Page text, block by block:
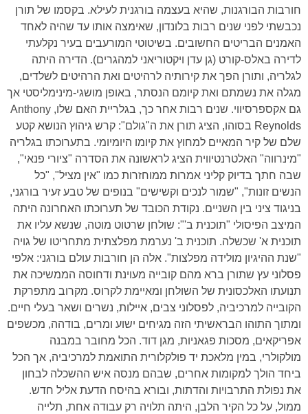
חורבות הבורגנות, שהיא בעצמה בורגנית לעילא. בקסמו של תורן
נכבשתי לפני שנים רבות בלונדון, שאימצה אותו עד שהיה לאחד
האמנים הבריטים החשובים. בשיטוטי המורעבים בעיר נקלעתי
לדירה באלס-קורט (גן עדן ויקטוריאני למהגרים). הדירה היתה
לגלריה, ותורן הפך את קירותיה לרהיטים ואת הרהיטים לשלדים,
מגלה את נשמתם ואת קיומם הנסתר, באופן מושגי-מינימליסטי אך
גם אקספרסיווי. שנים רבות אחר כך, בגלריית האם שלו, Anthony
Reynolds בסוהו, הציג תורן את ה"גולם": קרש גיהוץ הנושא קטע
שלם של קיר המאיים למחוץ את קיומו היומיומי. בתערוכתו בגלריה
"מינרווה" האלטרנטיווית הציג לראשונה את הסדרה "ציורי פנאי",
שבה חתך בדיוק קליני אמרות ממוחזרות כמו "אין מציל", "כל
הנשים זונות", "שמור לנכים וקשישים" בנופים של טבע זעיר בורגני,
בניגוד ציני בין השניים. נקודת הכובד של תערוכתו האחרונה היתה
המיצב הפיסולי "תוכנית ב'": שולחן שרטוט מוטה, שנשא עליו את
תוכנית א' שכשלה. תוכנית ב' נערמת מפלצתית מתחריטו של גויה
"שנת ההיגיון מולידה מפלצות". אלה הן חורבות עולם בורגני: אלפי
פסלוני עץ שתורן ברא מהם קובייה מעוינת ודחוסה הממשיכה את
תנועתו האלכסונית של השולחן ומאיימת לקרוס. מקרוב מתפרקת
הקובייה למרכיביה, לפסלוני צבים, איילות, נשרים ושאר בעלי חיים.
ומתוך התוהו הבראשיתי הזה מגיחים ישוע ומרים, בודהה, מכשפים
אפריקאים, מסכות פגאניות, מגן דוד. הכל מחובר במבנה
מולקולרי, במין מלאכת יד פולקלורית התואמת למרכיביה, אך הכל
ביחד הולך למקומות אחרים, שבהם מנסה איש ההשכלה לבחון
את נפולת התרבויות והדתות, ובורא בהיסח הדעת אליל חדש.
ממול, על כל הקיר הלבן, היתה תלויה רק עבודה אחת, תלייה